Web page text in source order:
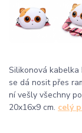
Silikonová kabelka
se dá nosit přes
ní vešly všechny
20x16x9 cm. celý